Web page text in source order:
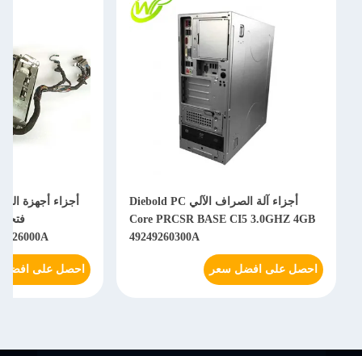
أجزاء آلة الصراف الآلي Diebold PC
Core PRCSR BASE CI5 3.0GHZ 4GB
49249260300A
احصل على افضل سعر
أجزاء أجهزة
26000A
احصل على